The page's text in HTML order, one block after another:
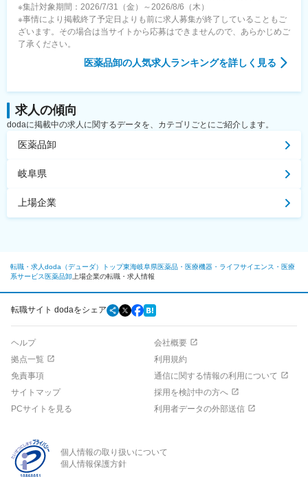
※集計対象期間：2026/7/31（金）～2026/8/6（木）
※事情により掲載終了予定日よりも前に求人募集が終了していることもご
ざいます。その場合は当サイトから応募はできませんので、あらかじめご
了承ください。
医薬品卸の人気求人ランキングを詳しく見る
求人の傾向
dodaに掲載中の求人に関するデータを、カテゴリごとにご紹介します。
医薬品卸
岐阜県
上場企業
転職・求人doda（デューダ）トップ東海岐阜県医薬品・医療機器・ライフサイエンス・医療
系サービス 医薬品卸 上場企業の転職・求人情報
転職サイト dodaをシェア
ヘルプ
会社概要
拠点一覧
利用規約
免責事項
通信に関する情報の利用について
サイトマップ
採用を検討中の方へ
PCサイトを見る
利用者データの外部送信
個人情報の取り扱いについて
個人情報保護方針